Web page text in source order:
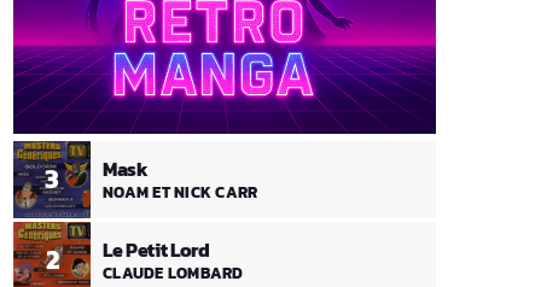
2 Le Petit Lord
CLAUDE LOMBARD
3 Mask
NOAM ET NICK CARR